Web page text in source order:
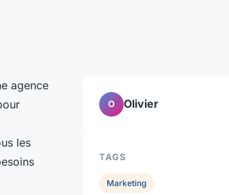
agence
les
O Olivier
TAGS
Marketing